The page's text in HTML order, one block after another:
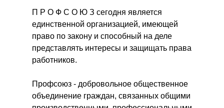
П Р О Ф С О Ю З сегодня является
единственной организацией, имеющей
право по закону и способный на деле
представлять интересы и защищать права
работников.
Профсоюз - добровольное общественное
объединение граждан, связанных общими